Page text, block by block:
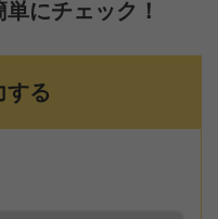
にチェック！
する